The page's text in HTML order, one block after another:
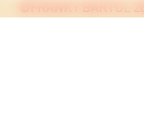
©FRANKY BARTOL